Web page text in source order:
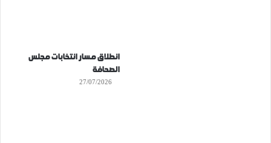
انطلاق مسار انتخابات مجلس
الصحافة
27/07/2026